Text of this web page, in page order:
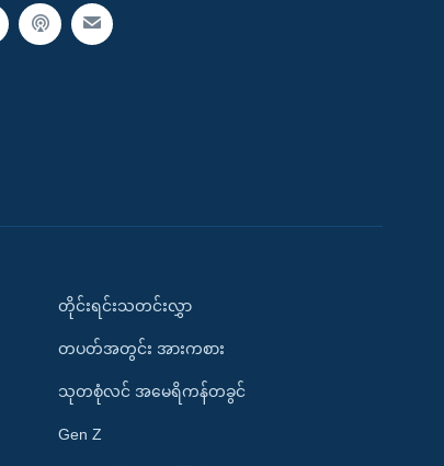
တိုင်းရင်းသတင်းလွှာ
တပတ်အတွင်း အားကစား
သုတစုံလင် အမေရိကန်တခွင်
Gen Z